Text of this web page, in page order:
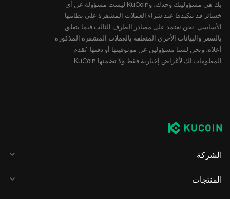
بك هي مسؤوليتك وحدك، وKuCoin ليست مسؤولة عن أي
خسائر قد تتكبدها عند شراء العملات المشفرة على نظامها
الأساسي. نحن نعتمد على مصادر الطرف الثالث فيما يتعلق
بالسعر والبيانات الأخرى المتعلقة بالعملات المشفرة المذكورة
أعلاه، ونحن لسنا مسؤولين عن موثوقيتها أو دقتها. تُقدم
المعلومات لك لأغراض إخبارية فقط ولا تضمنها KuCoin.
الشركة
المنتجات